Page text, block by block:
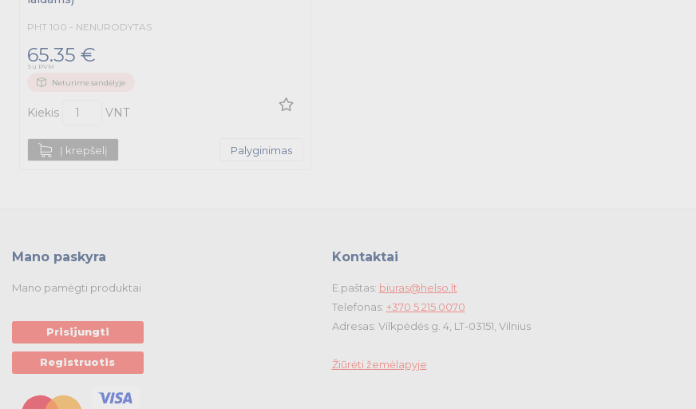
PHT 100 - NENURODYTAS
65.35 €
Su PVM
Neturime sandėlyje
Kiekis VNT
Į krepšelį Palyginimas
Mano paskyra
Mano pamėgti produktai
Prisijungti
Registruotis
Kontaktai
E.paštas: biuras@helso.lt
Telefonas: +370 5 215 0070
Adresas: Vilkpėdės g. 4, LT-03151, Vilnius
Žiūrėti žemėlapyje